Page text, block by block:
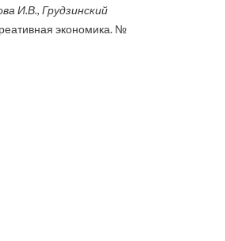
И.В., Грудзинский
экономика. №